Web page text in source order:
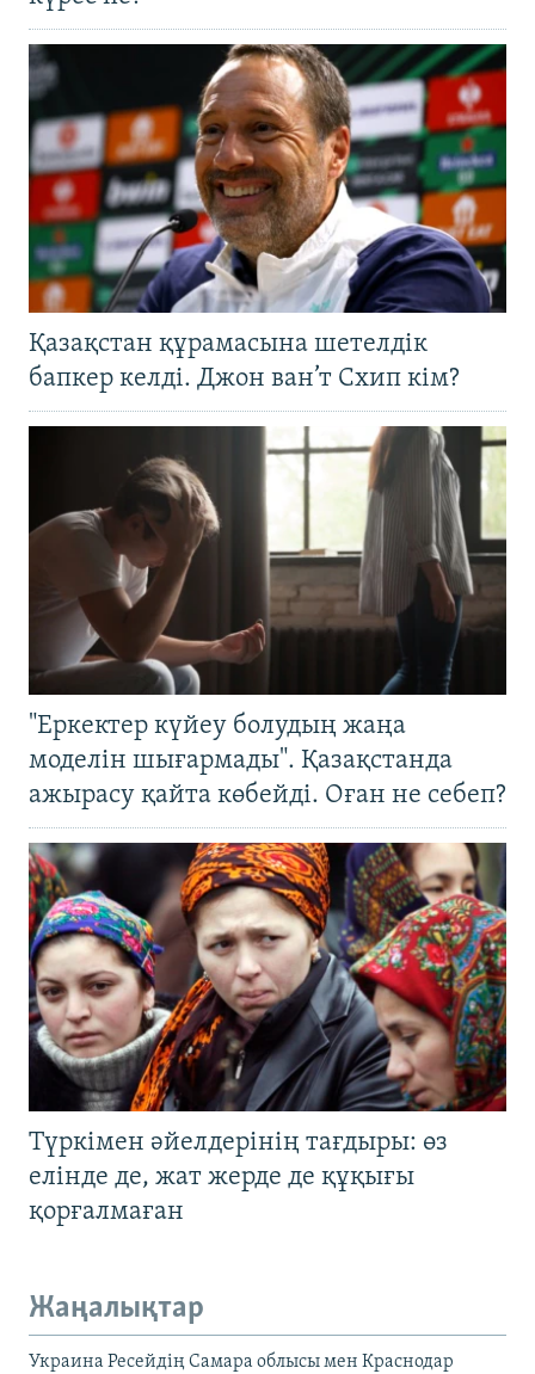
Қазақстан құрамасына шетелдік
бапкер келді. Джон ван’т Схип кім?
"Еркектер күйеу болудың жаңа
моделін шығармады". Қазақстанда
ажырасу қайта көбейді. Оған не себеп?
Түркімен әйелдерінің тағдыры: өз
елінде де, жат жерде де құқығы
қорғалмаған
Жаңалықтар
Украина Ресейдің Самара облысы мен Краснодар